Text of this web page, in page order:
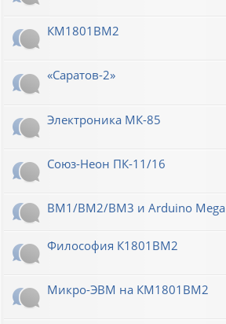
КМ1801ВМ2
«Саратов-2»
Электроника МК-85
Союз-Неон ПК-11/16
ВМ1/ВМ2/ВМ3 и Arduino Mega
Философия К1801ВМ2
Микро-ЭВМ на КМ1801ВМ2